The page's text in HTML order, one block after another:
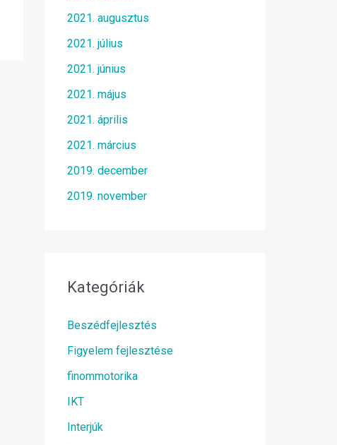
2021. augusztus
2021. július
2021. június
2021. május
2021. április
2021. március
2019. december
2019. november
Kategóriák
Beszédfejlesztés
Figyelem fejlesztése
finommotorika
IKT
Interjúk